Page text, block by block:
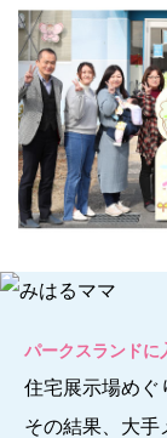
パークスランドに
住宅展示場めぐ
その結果、大手